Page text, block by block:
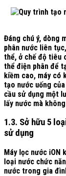
Đáng chú ý, dòng
phân nước liên
thể, ở chế độ tiêu
thể điện phân để
kiềm cao, máy có
tạo nước uống
cầu sử dụng một
lấy nước mà
1.3. Sở hữu 5
sử dụng
Máy lọc nước iON
loại nước chức
nước trong gia